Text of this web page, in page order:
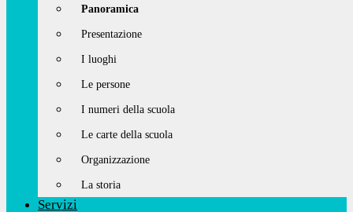
Panoramica
Presentazione
I luoghi
Le persone
I numeri della scuola
Le carte della scuola
Organizzazione
La storia
Servizi